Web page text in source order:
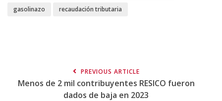
gasolinazo
recaudación tributaria
PREVIOUS ARTICLE
Menos de 2 mil contribuyentes RESICO fueron
dados de baja en 2023